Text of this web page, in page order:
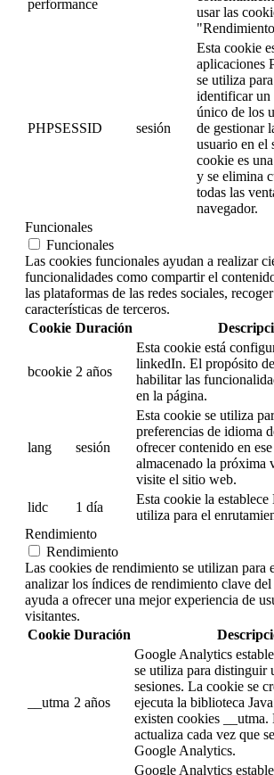
performance
usar las
PHPSESSID sesión
Esta cookie
aplicaciones
se utiliza
identificar un
único de los
de gestionar
usuario en el
cookie es
y se elimina
todas las
navegador.
Funcionales
Funcionales
Las cookies funcionales ayudan a realizar
funcionalidades como compartir el
las plataformas de las redes sociales,
características de terceros.
Cookie Duración
bcookie 2 años
Esta cookie está
linkedIn. El propósito
habilitar las
en la página.
lang sesión
Esta cookie se utiliza
preferencias de idioma
ofrecer contenido en
almacenado la próxima
visite el sitio web.
lidc
1 día
Esta cookie la
utiliza para el
Rendimiento
Rendimiento
Las cookies de rendimiento se utilizan para
analizar los índices de rendimiento clave
ayuda a ofrecer una mejor experiencia de
visitantes.
Cookie Duración
__utma 2 años
Google Analytics
se utiliza para distinguir
sesiones. La cookie se
ejecuta la biblioteca
existen cookies __utma.
actualiza cada vez que
Google Analytics.
Google Analytics